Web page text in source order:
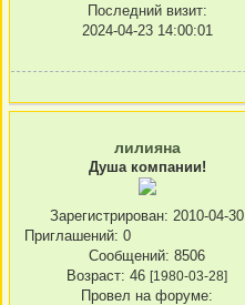
Последний визит:
2024-04-23 14:00:01
лилияна
Душа компании!
Зарегистрирован: 2010-04-30
Приглашений: 0
Сообщений: 8506
Возраст: 46 [1980-03-28]
Провел на форуме: